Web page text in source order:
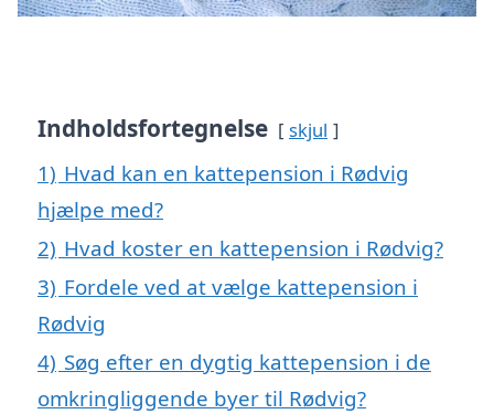
Indholdsfortegnelse skjul
1) Hvad kan en kattepension i Rødvig
hjælpe med?
2) Hvad koster en kattepension i Rødvig?
3) Fordele ved at vælge kattepension i
Rødvig
4) Søg efter en dygtig kattepension i de
omkringliggende byer til Rødvig?